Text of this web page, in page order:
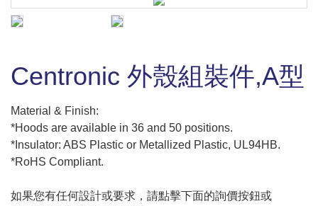
Centronic 外殼組裝件,A型
Material & Finish:
*Hoods are available in 36 and 50 positions.
*Insulator: ABS Plastic or Metallized Plastic, UL94HB.
*RoHS Compliant.
如果您有任何設計或要求，請點擊下面的詢價按鈕或